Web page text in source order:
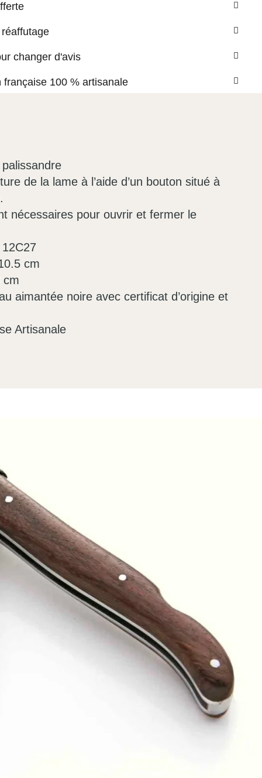
changer d'avis
française 100 % artisanale
de la lame à l’aide d’un bouton situé à
nécessaires pour ouvrir et fermer le
cm
cm
aimantée noire avec certificat d’origine et
Artisanale